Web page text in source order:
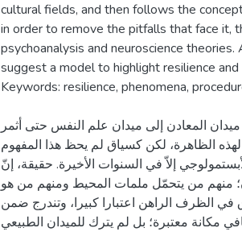
cultural fields, and then follows the
in order to remove the pitfalls that face it,
psychoanalysis and neuroscience
suggest a model to highlight resilience
Keywords: resilience, phenomena,
المعادن إلى ميدان علم النفس حتى أثمر
الظاهرة، لكن كسياق لم يحظ هذا المفهوم
إلاّ في السنوات الأخيرة. حقيقة، إنّ
منهم من يتحمّل ملمات المحيط ومنهم من هو
الظرف الراهن اعتبارا كبيرا، وتندرج ضمن
مكانة معتبرة؛ بل لم يترك للميدان الطبيعي